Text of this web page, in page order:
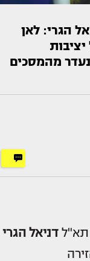
הגרי: לאן
מהמסכים
תא"ל דניאל הגרי